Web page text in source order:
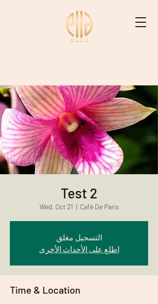
ELLA - إيْلاّ
Test 2
Wed, Oct 21
  |
Café De Paris
التسجيل مغلق
اطلع على الأحداث الأخرى
Time & Location